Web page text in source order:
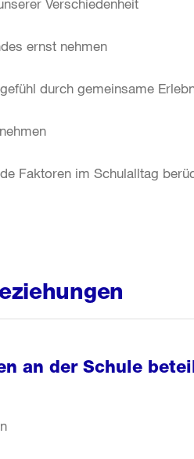
Verschiedenheit
ernst nehmen
durch gemeinsame
Faktoren im Schulalltag
an der Schule